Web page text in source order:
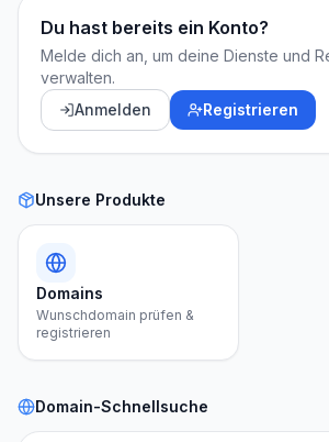
Du hast bereits ein Konto?
Melde dich an, um deine Dienste und
verwalten.
Anmelden
Registrieren
Unsere Produkte
Domains
Wunschdomain prüfen &
registrieren
Domain-Schnellsuche